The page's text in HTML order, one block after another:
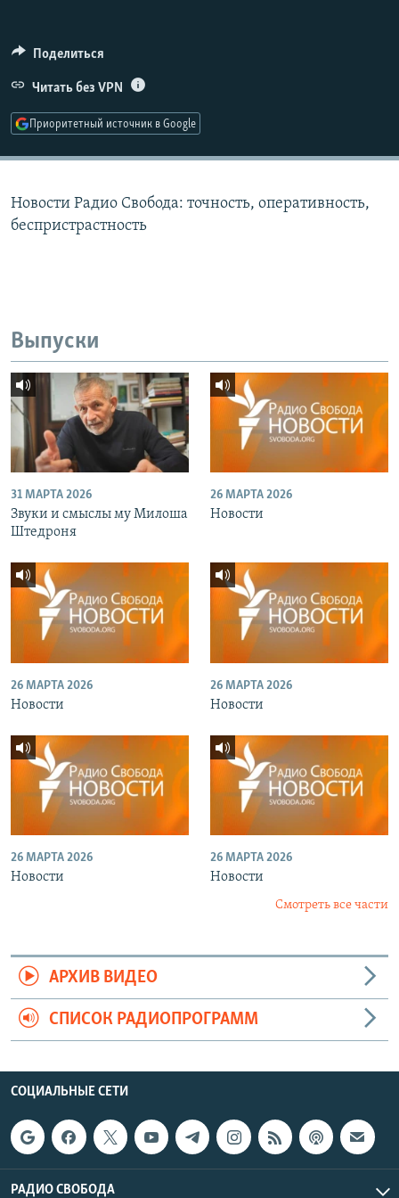
ПОДПИШИТЕСЬ НА РАССЫЛКУ
СОЦИАЛЬНЫЕ СЕТИ
Поделиться
Читать без VPN
Приоритетный источник в Google
Новости Радио Свобода: точность, оперативность,
беспристрастность
Выпуски
31 МАРТА 2026
Звуки и смыслы му Милоша
Штедроня
26 МАРТА 2026
Новости
26 МАРТА 2026
Новости
26 МАРТА 2026
Новости
26 МАРТА 2026
Новости
26 МАРТА 2026
Новости
Смотреть все части
АРХИВ ВИДЕО
СПИСОК РАДИОПРОГРАММ
СОЦИАЛЬНЫЕ СЕТИ
РАДИО СВОБОДА